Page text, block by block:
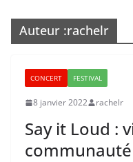
Auteur :rachelr
CONCERT FESTIVAL
8 janvier 2022 rachelr
Say it Loud :
communauté